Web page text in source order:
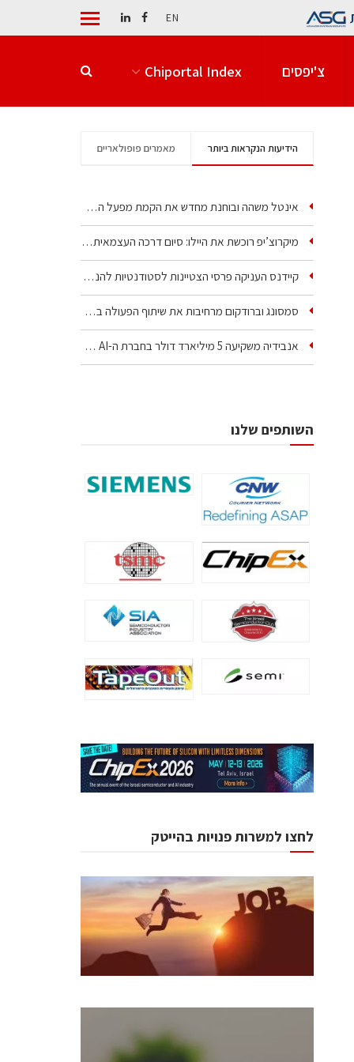
EN
צ'יפסים Chiportal Index
הידיעות הנקראות ביותר מאמרים פופולאריים
אינטל משהה ובוחנת מחדש את הקמת מפעל הענק שלה בקריית גת
מיקרוצ’יפ רוכשת את היילו: סיום דרכה העצמאית של אחת…
קיידנס העניקה פרסי הצטיינות לסטודנטיות להנדסת חשמל ופיזיקה
סמסונג וברודקום מרחיבות את שיתוף הפעולה בשבבי AI…
אנבידיה משקיעה 5 מיליארד דולר בחברת ה-AI של איליה סוצקבר
השותפים שלנו
לחצו למשרות פנויות בהייטק